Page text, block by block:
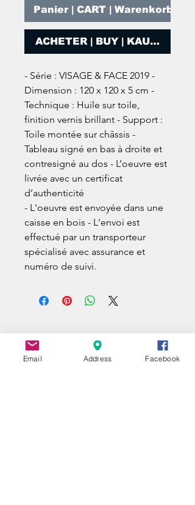
Panier | CART | Warenkorb
ACHETER | BUY | KAUFEN
- Série : VISAGE & FACE 2019 -
Dimension : 120 x 120 x 5 cm -
Technique : Huile sur toile,
finition vernis brillant - Support :
Toile montée sur châssis -
Tableau signé en bas à droite et
contresigné au dos - L’oeuvre est
livrée avec un certificat
d’authenticité
- L'oeuvre est envoyée dans une
caisse en bois - L'envoi est
effectué par un transporteur
spécialisé avec assurance et
numéro de suivi.
Email Address Facebook